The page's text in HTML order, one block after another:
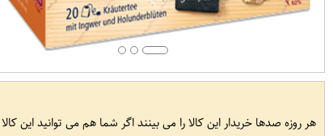
هر روزه صدها خریدار این کالا را می بینند اگر شما هم می توانید این